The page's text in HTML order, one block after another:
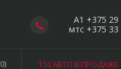
A1 +375 29
мтс +375 33
116 АВТО В ПРОДАЖЕ
0)